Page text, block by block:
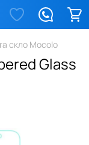
скло Mocolo
Glass